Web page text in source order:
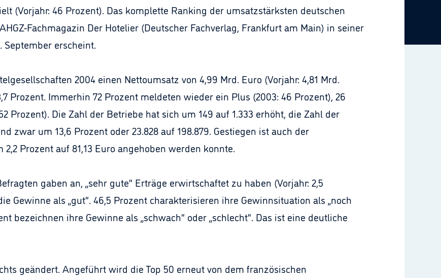
(Vorjahr: 46 Prozent). Das komplette Ranking der umsatzstärksten deutschen
Fachmagazin Der Hotelier (Deutscher Fachverlag, Frankfurt am Main) in seiner
September erscheint.
2004 einen Nettoumsatz von 4,99 Mrd. Euro (Vorjahr: 4,81 Mrd.
Prozent. Immerhin 72 Prozent meldeten wieder ein Plus (2003: 46 Prozent), 26
Prozent). Die Zahl der Betriebe hat sich um 149 auf 1.333 erhöht, die Zahl der
zwar um 13,6 Prozent oder 23.828 auf 198.879. Gestiegen ist auch der
Prozent auf 81,13 Euro angehoben werden konnte.
gaben an, „sehr gute“ Erträge erwirtschaftet zu haben (Vorjahr: 2,5
Gewinne als „gut“. 46,5 Prozent charakterisieren ihre Gewinnsituation als „noch
bezeichnen ihre Gewinne als „schwach“ oder „schlecht“. Das ist eine deutliche
geändert. Angeführt wird die Top 50 erneut von dem französischen